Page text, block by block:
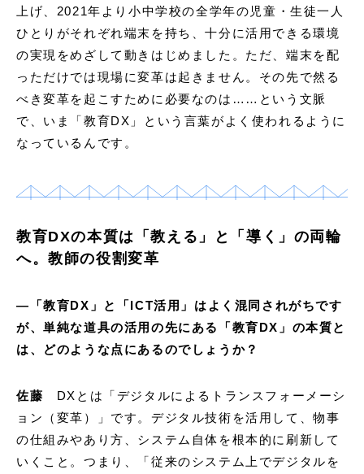
上げ、2021年より小中学校の全学年の児童・生徒一人
ひとりがそれぞれ端末を持ち、十分に活用できる環境
の実現をめざして動きはじめました。ただ、端末を配
っただけでは現場に変革は起きません。その先で然る
べき変革を起こすために必要なのは……という文脈
で、いま「教育DX」という言葉がよく使われるように
なっているんです。
教育DXの本質は「教える」と「導く」の両輪
へ。教師の役割変革
― 「教育DX 」と「ICT活用」はよく混同されがちです
が、単純な道具の活用の先にある「教育DX 」の本質と
は、どのような点にあるのでしょうか？
佐藤
DXとは「デジタルによるトランスフォーメーシ
ョン（変革）」です。デジタル技術を活用して、物事
の仕組みやあり方、システム自体を根本的に刷新して
いくこと。つまり、「従来のシステム上でデジタルを